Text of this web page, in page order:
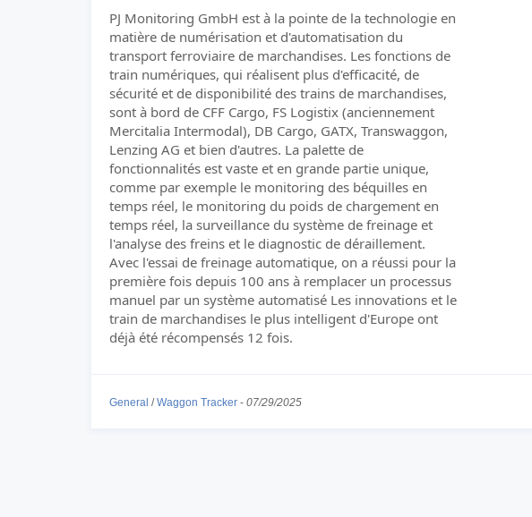
PJ Monitoring GmbH est à la pointe de la technologie en
matière de numérisation et d'automatisation du
transport ferroviaire de marchandises. Les fonctions de
train numériques, qui réalisent plus d'efficacité, de
sécurité et de disponibilité des trains de marchandises,
sont à bord de CFF Cargo, FS Logistix (anciennement
Mercitalia Intermodal), DB Cargo, GATX, Transwaggon,
Lenzing AG et bien d'autres. La palette de
fonctionnalités est vaste et en grande partie unique,
comme par exemple le monitoring des béquilles en
temps réel, le monitoring du poids de chargement en
temps réel, la surveillance du système de freinage et
l'analyse des freins et le diagnostic de déraillement.
Avec l'essai de freinage automatique, on a réussi pour la
première fois depuis 100 ans à remplacer un processus
manuel par un système automatisé Les innovations et le
train de marchandises le plus intelligent d'Europe ont
déjà été récompensés 12 fois.
General /Waggon Tracker - 07/29/2025